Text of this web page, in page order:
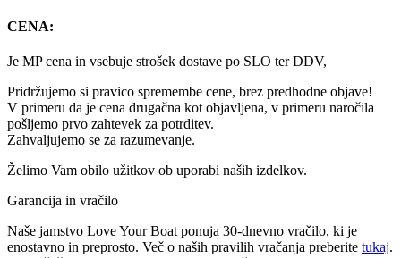
CENA:
Je MP cena in vsebuje strošek dostave po SLO ter DDV,
Pridržujemo si pravico spremembe cene, brez predhodne objave!
V primeru da je cena drugačna kot objavljena, v primeru naročila
pošljemo prvo zahtevek za potrditev.
Zahvaljujemo se za razumevanje.
Želimo Vam obilo užitkov ob uporabi naših izdelkov.
Garancija in vračilo
Naše jamstvo Love Your Boat ponuja 30-dnevno vračilo, ki je
enostavno in preprosto. Več o naših pravilih vračanja preberite tukaj.